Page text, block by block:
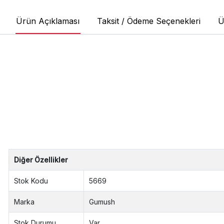
Ürün Açıklaması Taksit / Ödeme Seçenekleri
Diğer Özellikler
Stok Kodu 5669
Marka Gumush